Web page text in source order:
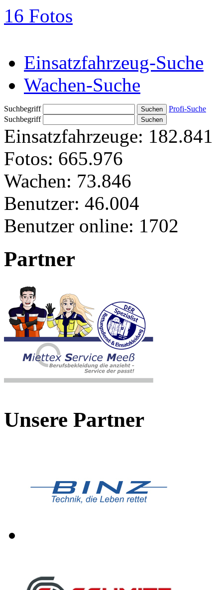
16 Fotos
Einsatzfahrzeug-Suche
Wachen-Suche
Suchbegriff
Profi-Suche
Suchbegriff
Einsatzfahrzeuge: 182.841
Fotos: 665.976
Wachen: 73.846
Benutzer: 46.004
Benutzer online: 1702
Partner
Unsere Partner